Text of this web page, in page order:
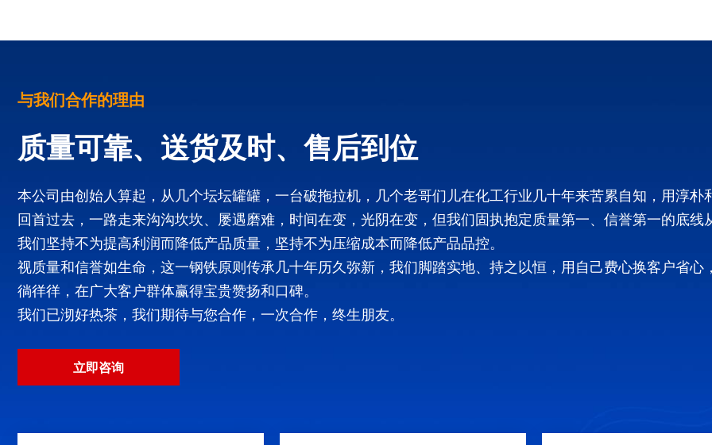
与我们合作的理由
质量可靠、送货及时、售后到位
本公司由创始人算起，从几个坛坛罐罐，一台破拖拉机，几个老哥们儿在化工行业几十年来苦累自知，用淳朴
回首过去，一路走来沟沟坎坎、屡遇磨难，时间在变，光阴在变，但我们固执抱定质量第一、信誉第一的底
我们坚持不为提高利润而降低产品质量，坚持不为压缩成本而降低产品品控。
视质量和信誉如生命，这一钢铁原则传承几十年历久弥新，我们脚踏实地、持之以恒，用自己费心换客户省
徜徉徉，在广大客户群体赢得宝贵赞扬和口碑。
我们已沏好热茶，我们期待与您合作，一次合作，终生朋友。
立即咨询